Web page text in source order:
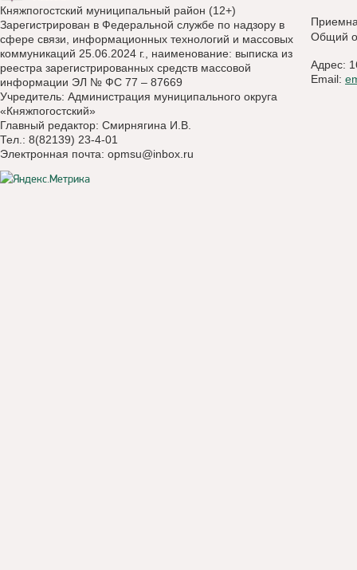
Княжпогостский муниципальный район (12+)
Зарегистрирован в Федеральной службе по надзору в
сфере связи, информационных технологий и массовых
коммуникаций 25.06.2024 г., наименование: выписка из
реестра зарегистрированных средств массовой
информации ЭЛ № ФС 77 – 87669
Учредитель: Администрация муниципального округа
«Княжпогостский»
Главный редактор: Смирнягина И.В.
Тел.: 8(82139) 23-4-01
Электронная почта: opmsu@inbox.ru
Общий
Адрес:
Email: